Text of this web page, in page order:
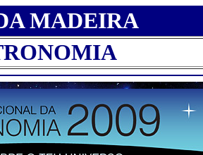
MADEIRA